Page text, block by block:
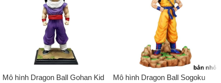
Mô hình Dragon Ball Gohan Kid
Mô hình Dragon Ball Sogoku